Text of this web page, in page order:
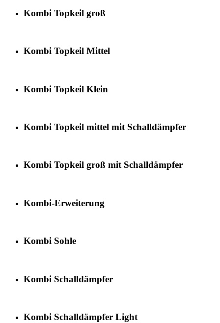
Kombi Topkeil groß
Kombi Topkeil Mittel
Kombi Topkeil Klein
Kombi Topkeil mittel mit Schalldämpfer
Kombi Topkeil groß mit Schalldämpfer
Kombi-Erweiterung
Kombi Sohle
Kombi Schalldämpfer
Kombi Schalldämpfer Light